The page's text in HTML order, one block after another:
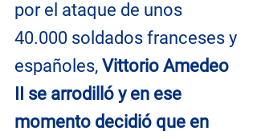
por el ataque de unos
40.000 soldados franceses y
españoles, Vittorio Amedeo
II se arrodilló y en ese
momento decidió que en